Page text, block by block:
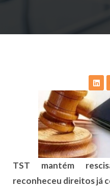
TST mantém
reconheceu direitos já